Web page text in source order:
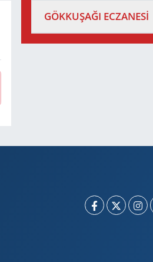
GÖKKUŞAĞI ECZANESİ